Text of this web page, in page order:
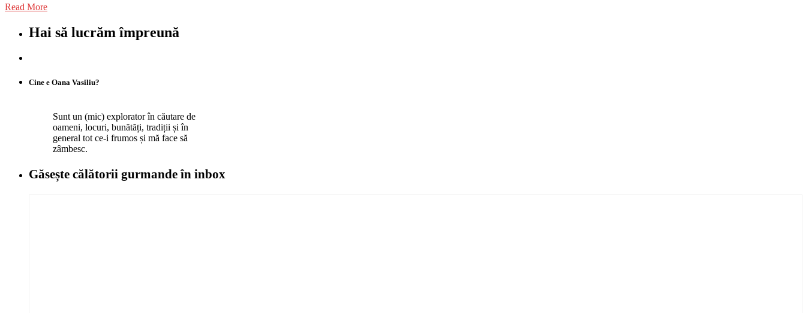
Read More
Hai să lucrăm împreună
Cine e Oana Vasiliu?
Sunt un (mic) explorator în căutare de
oameni, locuri, bunătăți, tradiții și în
general tot ce-i frumos și mă face să
zâmbesc.
Găsește călătorii gurmandeîn inbox